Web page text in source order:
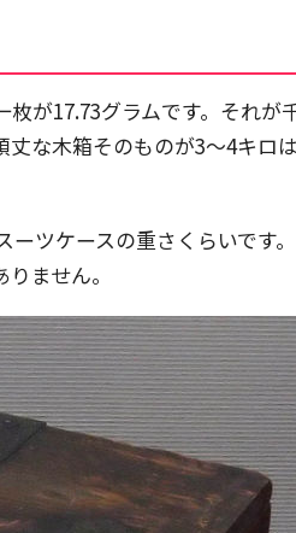
が17.73グラムです。それが
な木箱そのものが3～4キロ
ツケースの重さくらいです
ません。